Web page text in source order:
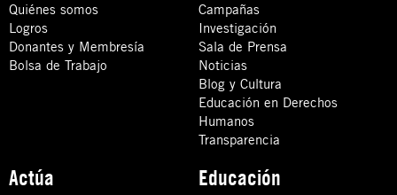
Quiénes somos
Logros
Donantes y Membresía
Bolsa de Trabajo
Campañas
Investigación
Sala de Prensa
Noticias
Blog y Cultura
Educación en Derechos
Humanos
Transparencia
Actúa Educación